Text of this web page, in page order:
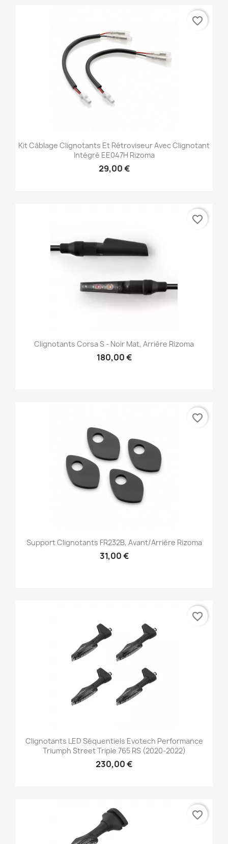
Kit Câblage Clignotants Et Rétroviseur Avec Clignotant
Intégré EE047H Rizoma
29,00 €
favorite_border
Clignotants Corsa S - Noir Mat, Arrière Rizoma
180,00 €
favorite_border
Support Clignotants FR232B, Avant/Arrière Rizoma
31,00 €
favorite_border
Clignotants LED Séquentiels Evotech Performance
Triumph Street Triple 765 RS (2020-2022)
230,00 €
favorite_border
favorite_border